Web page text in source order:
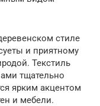
стиле
и приятному
Текстиль
тщательно
ярким акцентом
и мебели.